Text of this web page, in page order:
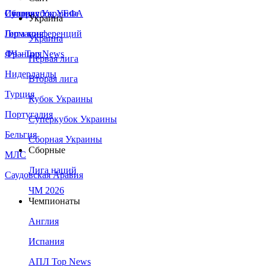
Сборная Украины
Италия
Германия
Франция
Нидерланды
Турция
Португалия
Бельгия
МЛС
Саудовская Аравия
Суперкубок УЕФА
Лига конференций
ЛЧ - Top News
Украина
Украина
Первая лига
Вторая лига
Кубок Украины
Суперкубок Украины
Сборная Украины
Сборные
Лига наций
ЧМ 2026
Чемпионаты
Англия
Испания
АПЛ Top News